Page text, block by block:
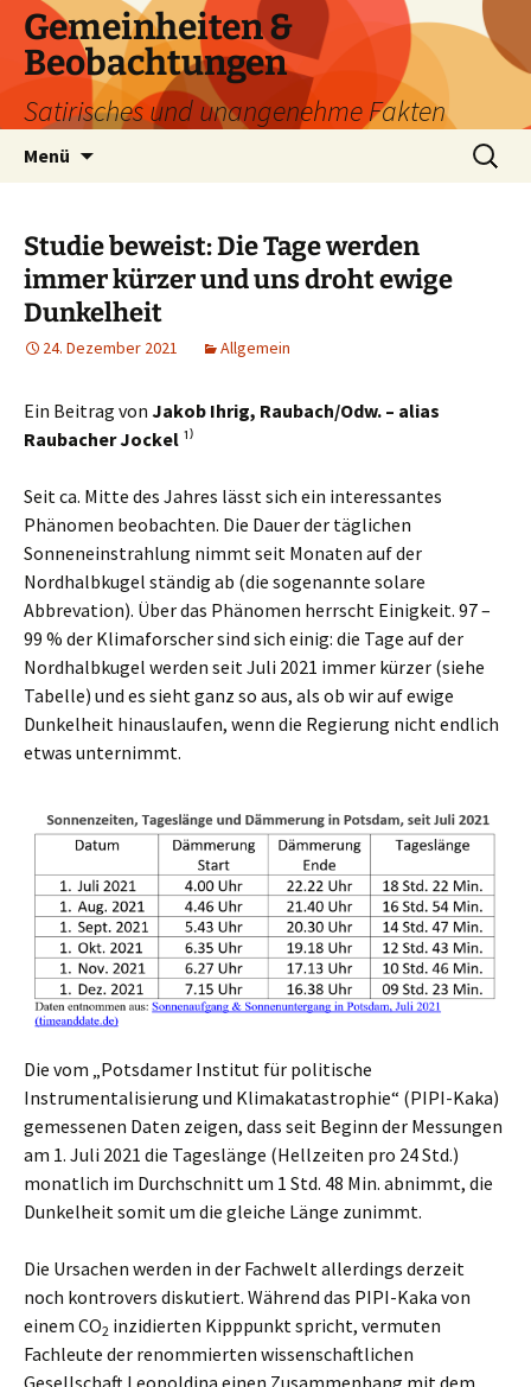
Zum
Inhalt
springen
Gemeinheiten &
Beobachtungen
Satirisches und unangenehme Fakten
Menü
Suchen
nach:
Studie beweist: Die Tage werden
immer kürzer und uns droht ewige
Dunkelheit
24. Dezember 2021 Allgemein
Ein Beitrag von Jakob Ihrig, Raubach/Odw. – alias
Raubacher Jockel ¹⁾
Seit ca. Mitte des Jahres lässt sich ein interessantes
Phänomen beobachten. Die Dauer der täglichen
Sonneneinstrahlung nimmt seit Monaten auf der
Nordhalbkugel ständig ab (die sogenannte solare
Abbrevation). Über das Phänomen herrscht Einigkeit. 97 –
99 % der Klimaforscher sind sich einig: die Tage auf der
Nordhalbkugel werden seit Juli 2021 immer kürzer (siehe
Tabelle) und es sieht ganz so aus, als ob wir auf ewige
Dunkelheit hinauslaufen, wenn die Regierung nicht endlich
etwas unternimmt.
Die vom „Potsdamer Institut für politische
Instrumentalisierung und Klimakatastrophie“ (PIPI-Kaka)
gemessenen Daten zeigen, dass seit Beginn der Messungen
am 1. Juli 2021 die Tageslänge (Hellzeiten pro 24 Std.)
monatlich im Durchschnitt um 1 Std. 48 Min. abnimmt, die
Dunkelheit somit um die gleiche Länge zunimmt.
Die Ursachen werden in der Fachwelt allerdings derzeit
noch kontrovers diskutiert. Während das PIPI-Kaka von
einem CO2 inzidierten Kipppunkt spricht, vermuten
Fachleute der renommierten wissenschaftlichen
Gesellschaft Leopoldina einen Zusammenhang mit dem